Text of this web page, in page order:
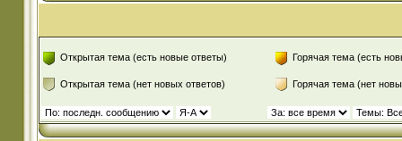
Открытая тема (есть новые ответы)
Открытая тема (нет новых ответов)
Горячая тема (есть
Горячая тема (нет